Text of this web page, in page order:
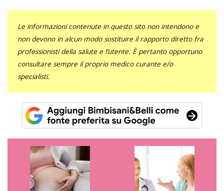
Le informazioni contenute in questo sito non intendono e
non devono in alcun modo sostituire il rapporto diretto fra
professionisti della salute e l’utente. È pertanto opportuno
consultare sempre il proprio medico curante e/o
specialisti.